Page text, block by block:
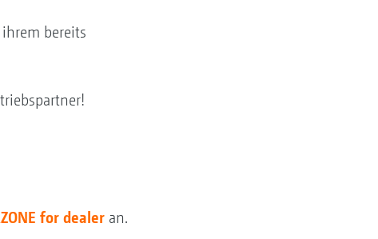
bereits
for dealeran.